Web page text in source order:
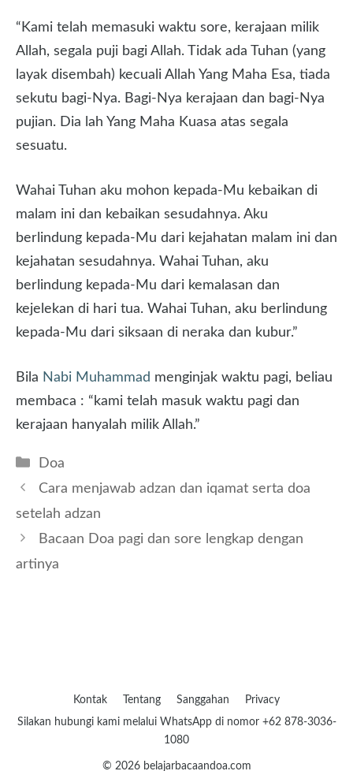
“Kami telah memasuki waktu sore, kerajaan milik
Allah, segala puji bagi Allah. Tidak ada Tuhan (yang
layak disembah) kecuali Allah Yang Maha Esa, tiada
sekutu bagi-Nya. Bagi-Nya kerajaan dan bagi-Nya
pujian. Dia lah Yang Maha Kuasa atas segala
sesuatu.
Wahai Tuhan aku mohon kepada-Mu kebaikan di
malam ini dan kebaikan sesudahnya. Aku
berlindung kepada-Mu dari kejahatan malam ini dan
kejahatan sesudahnya. Wahai Tuhan, aku
berlindung kepada-Mu dari kemalasan dan
kejelekan di hari tua. Wahai Tuhan, aku berlindung
kepada-Mu dari siksaan di neraka dan kubur.”
Bila Nabi Muhammad menginjak waktu pagi, beliau
membaca : “kami telah masuk waktu pagi dan
kerajaan hanyalah milik Allah.”
Kategori
Doa
Cara menjawab adzan dan iqamat serta doa
setelah adzan
Bacaan Doa pagi dan sore lengkap dengan
artinya
Kontak Tentang Sanggahan
Privacy
Silakan hubungi kami melalui WhatsApp di nomor +62 878-3036-
1080
© 2026 belajarbacaandoa.com